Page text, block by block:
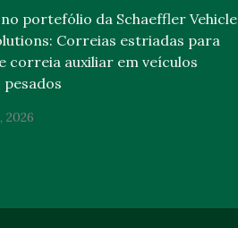
portefólio da Schaeffler Vehicle
Correias estriadas para
correia auxiliar em veículos
2026